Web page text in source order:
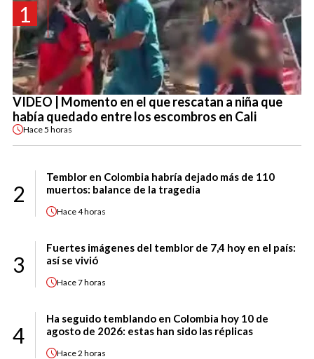
1
VIDEO | Momento en el que rescatan a niña que
había quedado entre los escombros en Cali
Hace5 horas
2
Temblor en Colombia habría dejado más de 110
muertos: balance de la tragedia
Hace4 horas
3
Fuertes imágenes del temblor de 7,4 hoy en el país:
así se vivió
Hace7 horas
4
Ha seguido temblando en Colombia hoy 10 de
agosto de 2026: estas han sido las réplicas
Hace2 horas